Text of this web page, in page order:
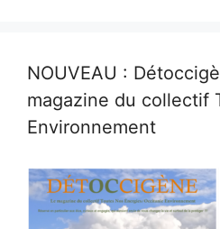
NOUVEAU :
magazine du collectif
Environnement